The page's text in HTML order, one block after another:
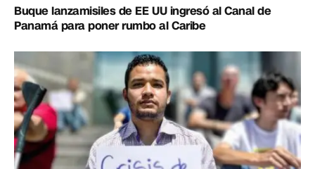
Buque lanzamisiles de EE UU ingresó al Canal de
Panamá para poner rumbo al Caribe